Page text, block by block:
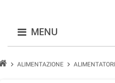
MENU
chevron_right ALIMENTAZIONE chevron_right ALIMENTATORI